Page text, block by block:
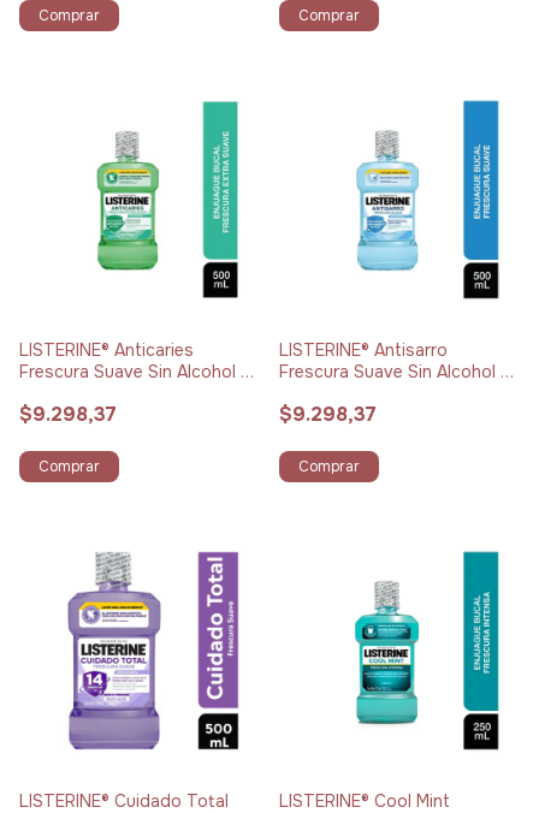
Comprar Comprar
LISTERINE® Anticaries
Frescura Suave Sin Alcohol x
$9.298,37
Comprar
LISTERINE® Antisarro
Frescura Suave Sin Alcohol x
$9.298,37
Comprar
LISTERINE® Cuidado Total
LISTERINE® Cool Mint